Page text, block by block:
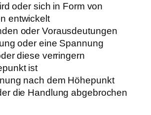
oder sich in Form von
entwickelt
oder Vorausdeutungen
oder eine Spannung
diese verringern
ist
nach dem Höhepunkt
die Handlung abgebrochen